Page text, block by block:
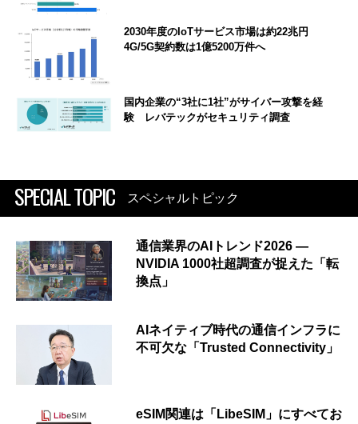
2030年度のIoTサービス市場は約22兆円
4G/5G契約数は1億5200万件へ
国内企業の“3社に1社”がサイバー攻撃を経
験 レバテックがセキュリティ調査
SPECIAL TOPIC スペシャルトピック
通信業界のAIトレンド2026 ―
NVIDIA 1000社超調査が捉えた「転
換点」
AIネイティブ時代の通信インフラに
不可欠な「Trusted Connectivity」
eSIM関連は「LibeSIM」にすべてお